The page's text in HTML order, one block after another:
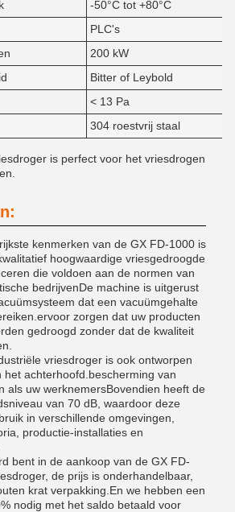
-50°C tot +80°C
PLC's
200 kW
Bitter of Leybold
< 13 Pa
304 roestvrij staal
is perfect voor het vriesdrogen
kenmerken van de GX FD-1000 is
hoogwaardige vriesgedroogde
die voldoen aan de normen van
bedrijvenDe machine is uitgerust
dat een vacuümgehalte
zorgen dat uw producten
gedroogd zonder dat de kwaliteit
vriesdroger is ook ontworpen
het achterhoofd.bescherming van
als uw werknemersBovendien heeft de
van 70 dB, waardoor deze
in verschillende omgevingen,
productie-installaties en
bent in de aankoop van de GX FD-
de prijs is onderhandelbaar,
krat verpakking.En we hebben een
nodig met het saldo betaald voor